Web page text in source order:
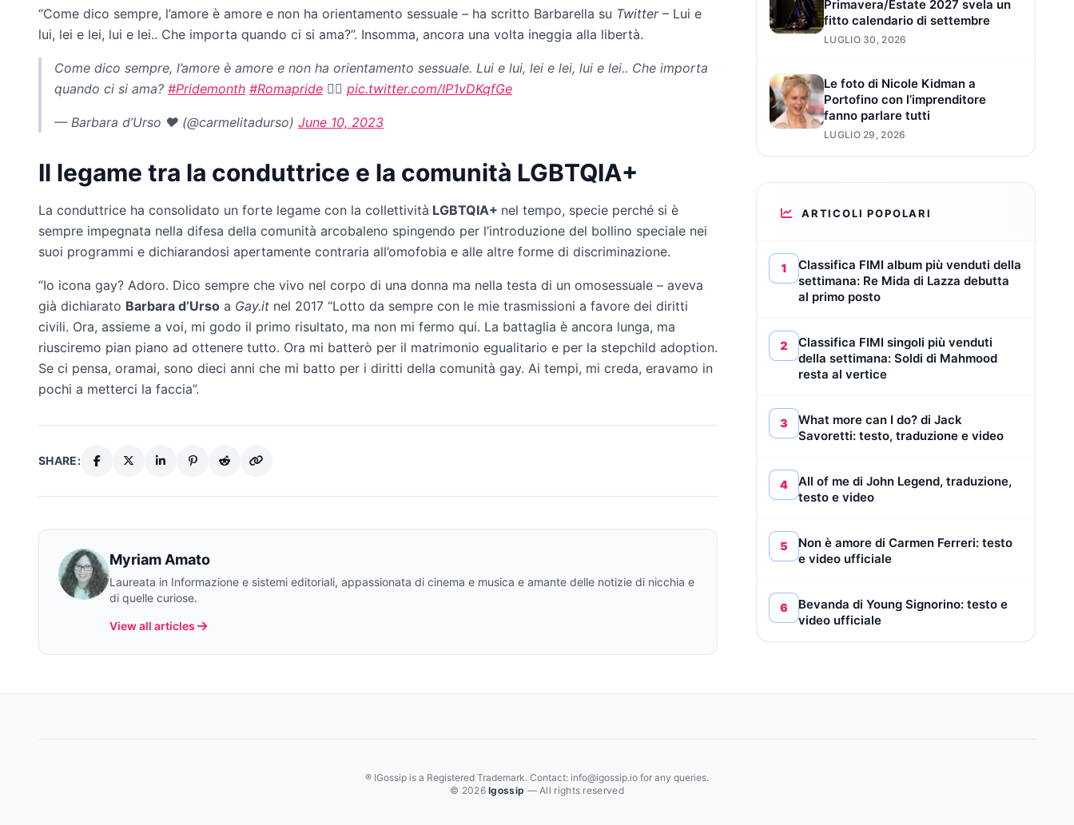
“Come dico sempre, l’amore è amore e non ha orientamento sessuale – ha scritto Barbarella su Twitter– Lui e
lui, lei e lei, lui e lei.. Che importa quando ci si ama?”. Insomma, ancora una volta ineggia alla libertà.
Come dico sempre, l’amore è amore e non ha orientamento sessuale. Lui e lui, lei e lei, lui e lei.. Che importa
quando ci si ama? #Pridemonth #Romapride 🏳️‍🌈 pic.twitter.com/IP1vDKqfGe
— Barbara d’Urso ♥️ (@carmelitadurso) June 10, 2023
Il legame tra la conduttrice e la comunità LGBTQIA+
La conduttrice ha consolidato un forte legame con la collettività LGBTQIA+ nel tempo, specie perché si è
sempre impegnata nella difesa della comunità arcobaleno spingendo per l’introduzione del bollino speciale nei
suoi programmi e dichiarandosi apertamente contraria all’omofobia e alle altre forme di discriminazione.
“Io icona gay? Adoro. Dico sempre che vivo nel corpo di una donna ma nella testa di un omosessuale – aveva
già dichiarato Barbara d’Urso a Gay.it nel 2017 “Lotto da sempre con le mie trasmissioni a favore dei diritti
civili. Ora, assieme a voi, mi godo il primo risultato, ma non mi fermo qui. La battaglia è ancora lunga, ma
riusciremo pian piano ad ottenere tutto. Ora mi batterò per il matrimonio egualitario e per la stepchild adoption.
Se ci pensa, oramai, sono dieci anni che mi batto per i diritti della comunità gay. Ai tempi, mi creda, eravamo in
pochi a metterci la faccia”.
SHARE:
Myriam Amato
Laureata in Informazione e sistemi editoriali, appassionata di cinema e musica e amante delle notizie di nicchia e
di quelle curiose.
View all articles
Primavera/Estate 2027 svela un
fitto calendario di settembre
LUGLIO 30, 2026
Le foto di Nicole Kidman a
Portofino con l’imprenditore
fanno parlare tutti
LUGLIO 29, 2026
ARTICOLI POPOLARI
1
Classifica FIMI album più venduti della
settimana: Re Mida di Lazza debutta
al primo posto
2
Classifica FIMI singoli più venduti
della settimana: Soldi di Mahmood
resta al vertice
3
What more can I do? di Jack
Savoretti: testo, traduzione e video
4
All of me di John Legend, traduzione,
testo e video
5
Non è amore di Carmen Ferreri: testo
e video ufficiale
6
Bevanda di Young Signorino: testo e
video ufficiale
® IGossip is a Registered Trademark. Contact: info@igossip.io for any queries.
© 2026Igossip — All rights reserved